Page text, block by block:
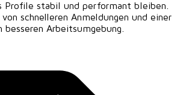
Profile stabil und performant bleiben.
schnelleren Anmeldungen und einer
Arbeitsumgebung.